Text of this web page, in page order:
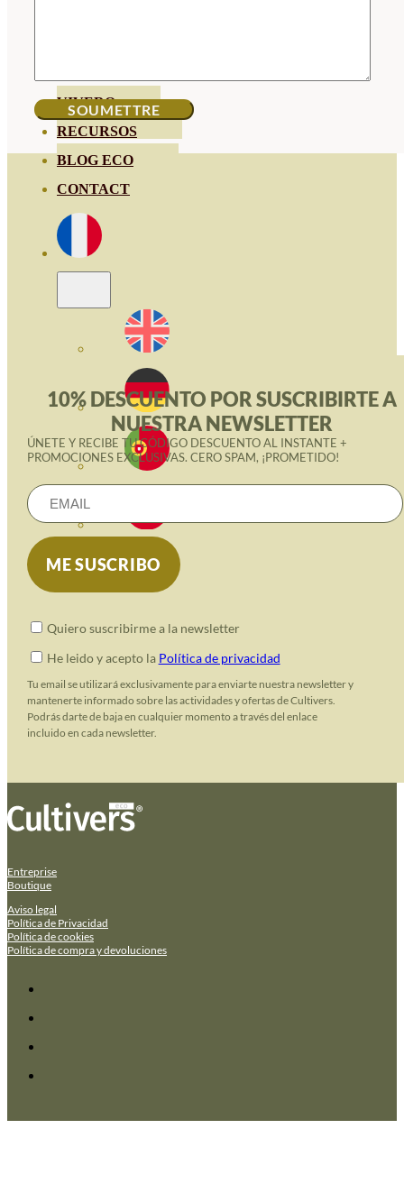
VIVERO
RECURSOS
BLOG ECO
CONTACT
10% DESCUENTO POR SUSCRIBIRTE A
NUESTRA NEWSLETTER
ÚNETE Y RECIBE TU CÓDIGO DESCUENTO AL INSTANTE +
PROMOCIONES EXCLUSIVAS. CERO SPAM, ¡PROMETIDO!
Quiero suscribirme a la newsletter
He leido y acepto la Política de privacidad
Tu email se utilizará exclusivamente para enviarte nuestra newsletter y
mantenerte informado sobre las actividades y ofertas de Cultivers.
Podrás darte de baja en cualquier momento a través del enlace
incluido en cada newsletter.
Entreprise
Boutique
Aviso legal
Política de Privacidad
Política de cookies
Política de compra y devoluciones